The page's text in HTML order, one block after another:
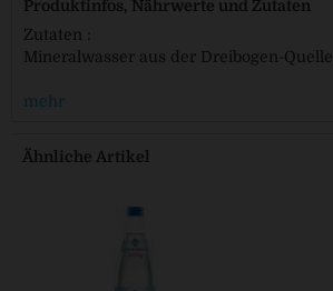
Produktinfos, Nährwerte und Zutaten
Zutaten :
Mineralwasser aus der Dreibogen-Quelle.
mehr
Ähnliche Artikel